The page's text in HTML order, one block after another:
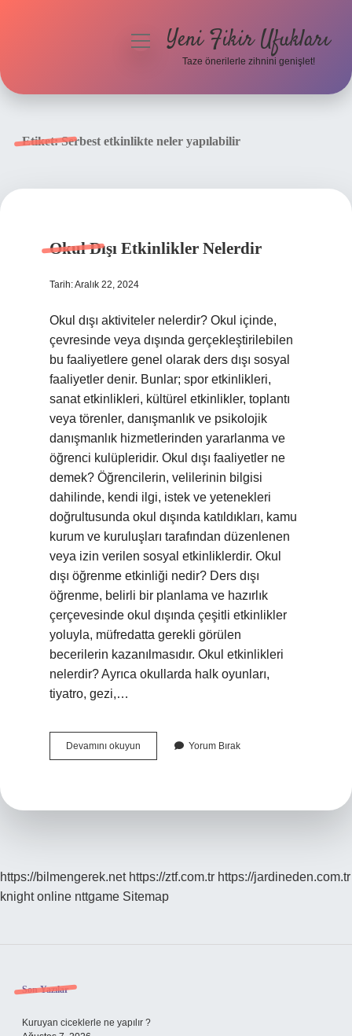
menüyüYeni Fikir Ufukları
Taze önerilerle zihnini genişlet!
Etiket:Serbest etkinlikte neler yapılabilir
Okul Dışı Etkinlikler Nelerdir
Tarih: Aralık 22, 2024
Okul dışı aktiviteler nelerdir? Okul içinde,
çevresinde veya dışında gerçekleştirilebilen
bu faaliyetlere genel olarak ders dışı sosyal
faaliyetler denir. Bunlar; spor etkinlikleri,
sanat etkinlikleri, kültürel etkinlikler, toplantı
veya törenler, danışmanlık ve psikolojik
danışmanlık hizmetlerinden yararlanma ve
öğrenci kulüpleridir. Okul dışı faaliyetler ne
demek? Öğrencilerin, velilerinin bilgisi
dahilinde, kendi ilgi, istek ve yetenekleri
doğrultusunda okul dışında katıldıkları, kamu
kurum ve kuruluşları tarafından düzenlenen
veya izin verilen sosyal etkinliklerdir. Okul
dışı öğrenme etkinliği nedir? Ders dışı
öğrenme, belirli bir planlama ve hazırlık
çerçevesinde okul dışında çeşitli etkinlikler
yoluyla, müfredatta gerekli görülen
becerilerin kazanılmasıdır. Okul etkinlikleri
nelerdir? Ayrıca okullarda halk oyunları,
tiyatro, gezi,…
Devamını okuyun
Dışı
Yorum Bırak
https://bilmengerek.net https://ztf.com.tr https://jardineden.com.tr
knight online nttgame Sitemap
Sidebar
Son Yazılar
Kuruyan ciceklerle ne yapılır ?